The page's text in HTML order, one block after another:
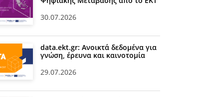
30.07.2026
data.ekt.gr: Ανοικτά δεδομένα για
γνώση, έρευνα και καινοτομία
29.07.2026